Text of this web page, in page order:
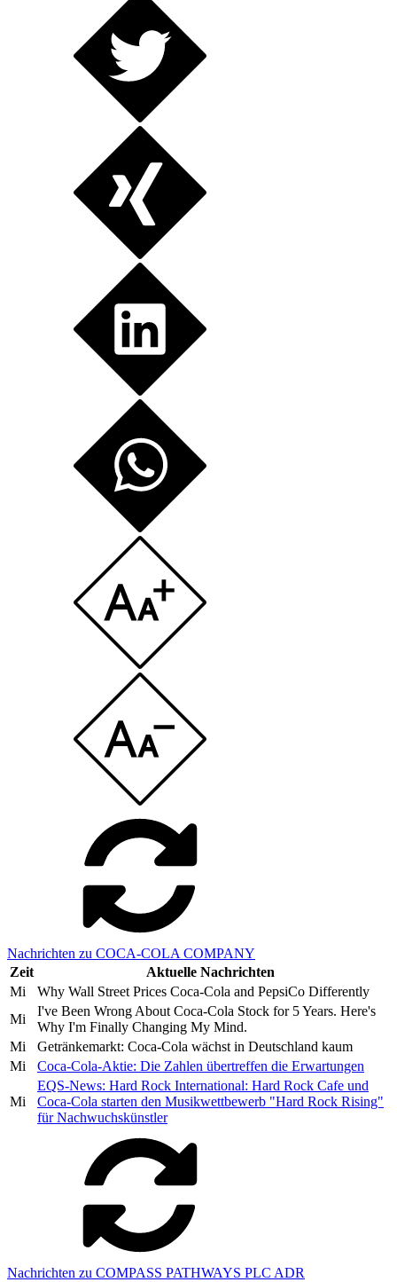
Nachrichten zu COCA-COLA COMPANY
Zeit
Aktuelle Nachrichten
Mi
Why Wall Street Prices Coca-Cola and PepsiCo Differently
Mi
I've Been Wrong About Coca-Cola Stock for 5 Years. Here's
Why I'm Finally Changing My Mind.
Mi
Getränkemarkt: Coca-Cola wächst in Deutschland kaum
Mi
Coca-Cola-Aktie: Die Zahlen übertreffen die Erwartungen
Mi
EQS-News: Hard Rock International: Hard Rock Cafe und
Coca-Cola starten den Musikwettbewerb "Hard Rock Rising"
für Nachwuchskünstler
Nachrichten zu COMPASS PATHWAYS PLC ADR